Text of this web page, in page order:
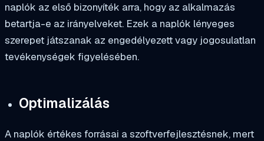
naplók az első bizonyíték arra, hogy az alkalmazás
betartja-e az irányelveket. Ezek a naplók lényeges
szerepet játszanak az engedélyezett vagy jogosulatlan
tevékenységek figyelésében.
Optimalizálás
A naplók értékes forrásai a szoftverfejlesztésnek, mert